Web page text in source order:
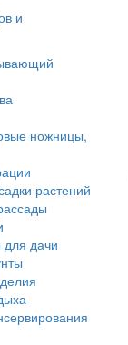
и
ножницы,
растений
дачи